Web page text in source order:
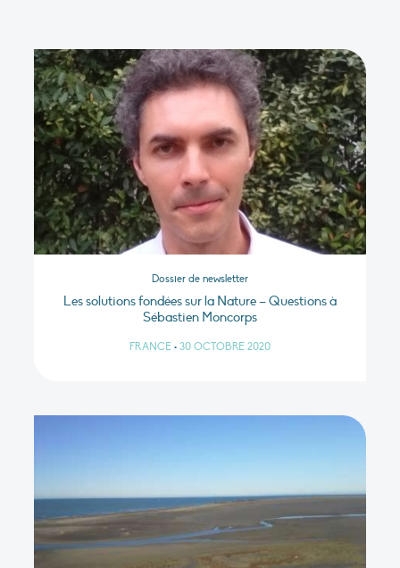
Dossier de newsletter
Les solutions fondées sur la Nature – Questions à
Sébastien Moncorps
FRANCE • 30 OCTOBRE 2020